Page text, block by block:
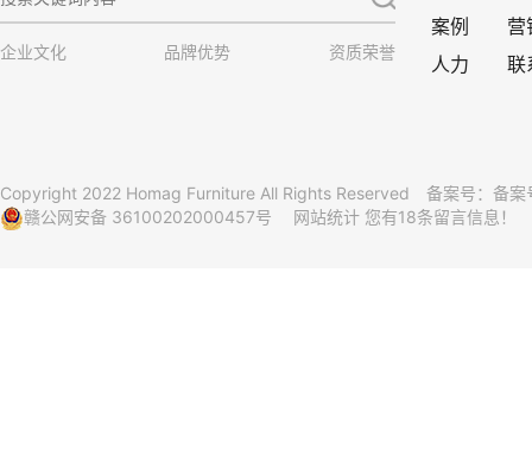
企业文化 品牌优势 资质荣誉
案例
营
人力
联
Copyright 2022 Homag Furniture All Rights Reserved 备案号： 备案
赣公网安备 36100202000457号
网站统计 您有18条留言信息！